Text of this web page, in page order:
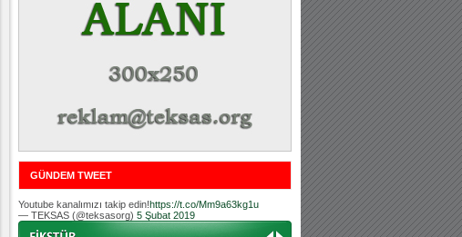
Hoş geldin Göktuğ Bebek!
Teksas.org ekibimizden ve tribünlerimizi
Teksas tribünlerinden Basri İleri'nin dü
Hoş geldin Kerem Bebek!
Tribünlerimizden Mesut Ulusoy'un (Duka)
Hoş geldin Aslan bebek!
Teksas tribününden Kaan İnal'ın dünya ta
GÜNDEM TWEET
Youtube kanalımızı takip edin!https://t.co/Mm9a63kg1u
— TEKSAS (@teksasorg) 5 Şubat 2019